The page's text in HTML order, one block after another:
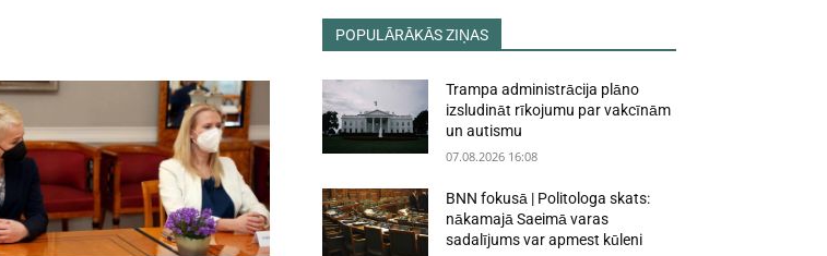
POPULĀRĀKĀS ZIŅAS
Trampa administrācija plāno
izsludināt rīkojumu par vakcīnām
un autismu
07.08.2026 16:08
BNN fokusā | Politologa skats:
nākamajā Saeimā varas
sadalījums var apmest kūleni